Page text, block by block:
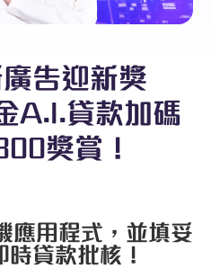
告迎新獎
A.I.貸款加碼
獎賞！
應用程式，並填妥
貸款批核！